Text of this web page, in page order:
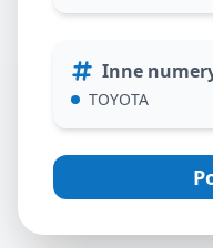
Inne
TOYOTA